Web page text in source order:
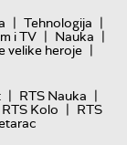
| Tehnologija |
i TV | Nauka |
velike heroje |
| RTS Nauka |
RTS Kolo | RTS